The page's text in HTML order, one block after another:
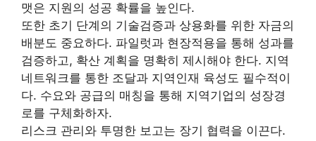
맷은 지원의 성공 확률을 높인다.
또한 초기 단계의 기술검증과 상용화를 위한 자금의
배분도 중요하다. 파일럿과 현장적용을 통해 성과를
검증하고, 확산 계획을 명확히 제시해야 한다. 지역
네트워크를 통한 조달과 지역인재 육성도 필수적이
다. 수요와 공급의 매칭을 통해 지역기업의 성장경
로를 구체화하자.
리스크 관리와 투명한 보고는 장기 협력을 이끈다.